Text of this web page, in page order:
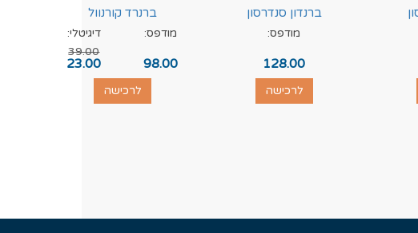
ברנדון סנדרסון
מודפס:
128.00
לרכישה
ברנרד קורנוול
מודפס:
98.00
דיגיטלי:
39.00
23.00
לרכישה